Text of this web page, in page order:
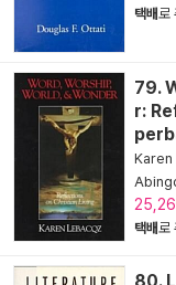
택배로
79.
r:
택배로